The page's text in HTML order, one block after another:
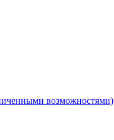
возможностями)